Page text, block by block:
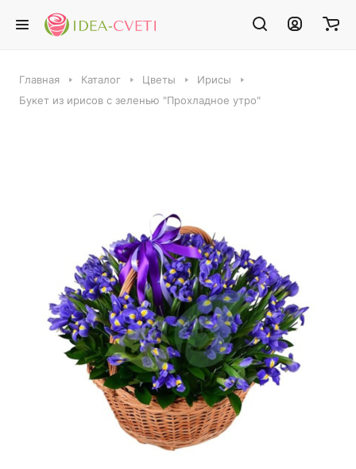
Главная Каталог Цветы
Ирисы
Букет из ирисов с зеленью "Прохладное утро"